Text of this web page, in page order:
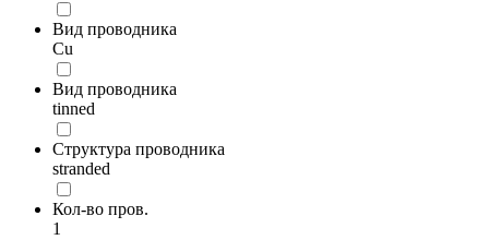
Вид проводника
Cu
Вид проводника
tinned
Структура проводника
stranded
Кол-во пров.
1